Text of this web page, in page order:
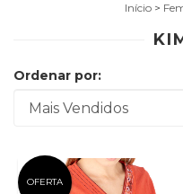
Início >
Ordenar por:
OFERTA